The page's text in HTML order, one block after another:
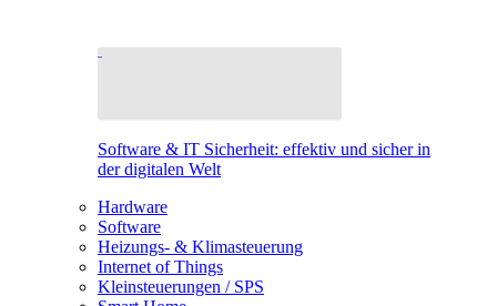
Software & IT Sicherheit: effektiv und sicher in
der digitalen Welt
Hardware
Software
Heizungs- & Klimasteuerung
Internet of Things
Kleinsteuerungen / SPS